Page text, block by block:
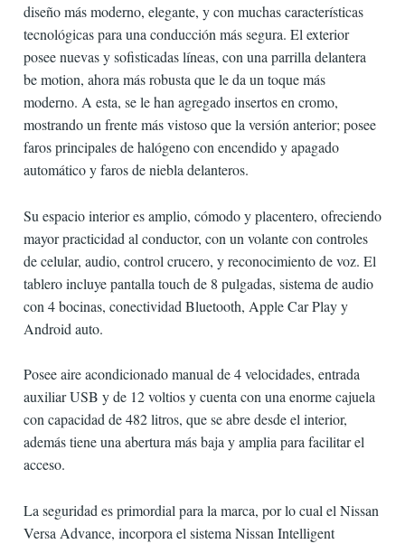
diseño más moderno, elegante, y con muchas características
tecnológicas para una conducción más segura. El exterior
posee nuevas y sofisticadas líneas, con una parrilla delantera
be motion, ahora más robusta que le da un toque más
moderno. A esta, se le han agregado insertos en cromo,
mostrando un frente más vistoso que la versión anterior; posee
faros principales de halógeno con encendido y apagado
automático y faros de niebla delanteros.
Su espacio interior es amplio, cómodo y placentero, ofreciendo
mayor practicidad al conductor, con un volante con controles
de celular, audio, control crucero, y reconocimiento de voz. El
tablero incluye pantalla touch de 8 pulgadas, sistema de audio
con 4 bocinas, conectividad Bluetooth, Apple Car Play y
Android auto.
Posee aire acondicionado manual de 4 velocidades, entrada
auxiliar USB y de 12 voltios y cuenta con una enorme cajuela
con capacidad de 482 litros, que se abre desde el interior,
además tiene una abertura más baja y amplia para facilitar el
acceso.
La seguridad es primordial para la marca, por lo cual el Nissan
Versa Advance, incorpora el sistema Nissan Intelligent